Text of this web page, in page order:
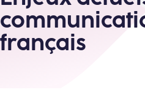
français